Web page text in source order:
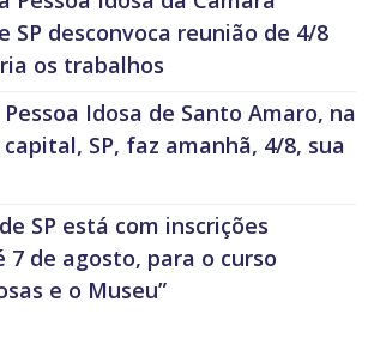
SP desconvoca reunião de 4/8
os trabalhos
Idosa de Santo Amaro, na
SP, faz amanhã, 4/8, sua
SP está com inscrições
7 de agosto, para o curso
e o Museu”